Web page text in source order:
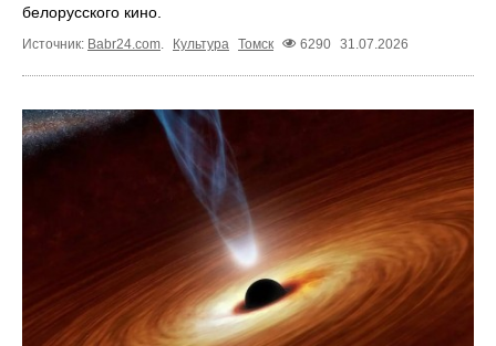
белорусского кино.
Источник: Babr24.com Культура Томск 6290 31.07.2026